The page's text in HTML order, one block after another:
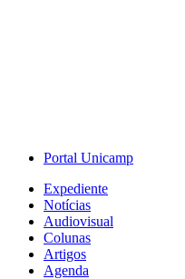
Portal Unicamp
Expediente
Notícias
Audiovisual
Colunas
Artigos
Agenda